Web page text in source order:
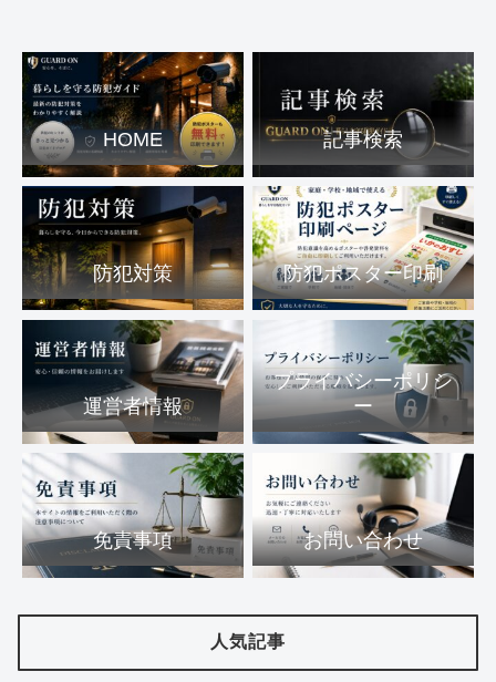
HOME 記事検索
防犯対策 防犯ポスター印刷
運営者情報
プライバシーポリシ
ー
免責事項 お問い合わせ
人気記事